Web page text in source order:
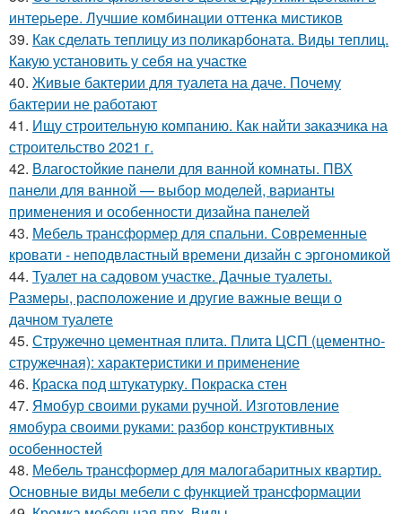
интерьере. Лучшие комбинации оттенка мистиков
39. Как сделать теплицу из поликарбоната. Виды теплиц.
Какую установить у себя на участке
40. Живые бактерии для туалета на даче. Почему
бактерии не работают
41. Ищу строительную компанию. Как найти заказчика на
строительство 2021 г.
42. Влагостойкие панели для ванной комнаты. ПВХ
панели для ванной — выбор моделей, варианты
применения и особенности дизайна панелей
43. Мебель трансформер для спальни. Современные
кровати - неподвластный времени дизайн с эргономикой
44. Туалет на садовом участке. Дачные туалеты.
Размеры, расположение и другие важные вещи о
дачном туалете
45. Стружечно цементная плита. Плита ЦСП (цементно-
стружечная): характеристики и применение
46. Краска под штукатурку. Покраска стен
47. Ямобур своими руками ручной. Изготовление
ямобура своими руками: разбор конструктивных
особенностей
48. Мебель трансформер для малогабаритных квартир.
Основные виды мебели с функцией трансформации